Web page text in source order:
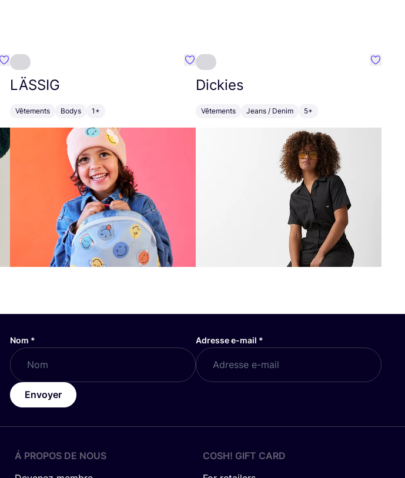
Préféré {nom}
LÄSSIG
Vêtements Bodys 1+
Préféré {nom}
Dickies
Vêtements Jeans / Denim 5+
Nom * Adresse e-mail *
Envoyer
Á PROPOS DE NOUS
COSH! GIFT CARD